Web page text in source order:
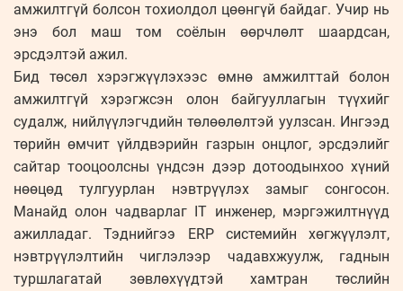
амжилтгүй болсон тохиолдол цөөнгүй байдаг. Учир нь
энэ бол маш том соёлын өөрчлөлт шаардсан,
эрсдэлтэй ажил.
Бид төсөл хэрэгжүүлэхээс өмнө амжилттай болон
амжилтгүй хэрэгжсэн олон байгууллагын түүхийг
судалж, нийлүүлэгчдийн төлөөлөлтэй уулзсан. Ингээд
төрийн өмчит үйлдвэрийн газрын онцлог, эрсдэлийг
сайтар тооцоолсны үндсэн дээр дотоодынхоо хүний
нөөцөд тулгуурлан нэвтрүүлэх замыг сонгосон.
Манайд олон чадварлаг IT инженер, мэргэжилтнүүд
ажилладаг. Тэднийгээ ERP системийн хөгжүүлэлт,
нэвтрүүлэлтийн чиглэлээр чадавхжуулж, гаднын
туршлагатай зөвлөхүүдтэй хамтран төслийн